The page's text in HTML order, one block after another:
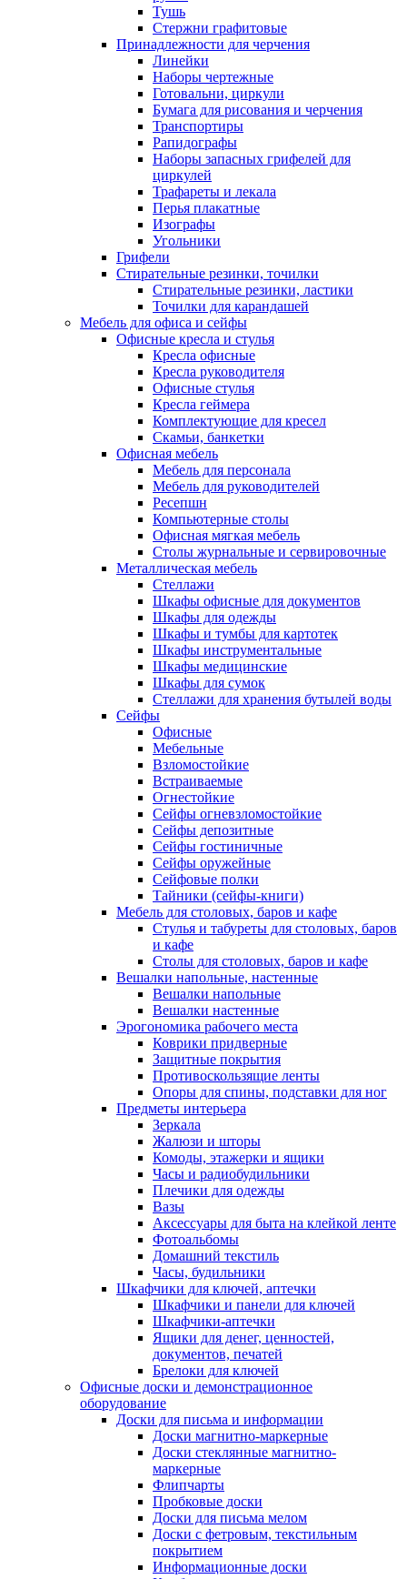
Тушь
Стержни графитовые
Принадлежности для черчения
Линейки
Наборы чертежные
Готовальни, циркули
Бумага для рисования и черчения
Транспортиры
Рапидографы
Наборы запасных грифелей для
циркулей
Трафареты и лекала
Перья плакатные
Изографы
Угольники
Грифели
Стирательные резинки, точилки
Стирательные резинки, ластики
Точилки для карандашей
Мебель для офиса и сейфы
Офисные кресла и стулья
Кресла офисные
Кресла руководителя
Офисные стулья
Кресла геймера
Комплектующие для кресел
Скамьи, банкетки
Офисная мебель
Мебель для персонала
Мебель для руководителей
Ресепшн
Компьютерные столы
Офисная мягкая мебель
Столы журнальные и сервировочные
Металлическая мебель
Стеллажи
Шкафы офисные для документов
Шкафы для одежды
Шкафы и тумбы для картотек
Шкафы инструментальные
Шкафы медицинские
Шкафы для сумок
Стеллажи для хранения бутылей воды
Сейфы
Офисные
Мебельные
Взломостойкие
Встраиваемые
Огнестойкие
Сейфы огневзломостойкие
Сейфы депозитные
Сейфы гостиничные
Сейфы оружейные
Сейфовые полки
Тайники (сейфы-книги)
Мебель для столовых, баров и кафе
Стулья и табуреты для столовых, баров
и кафе
Столы для столовых, баров и кафе
Вешалки напольные, настенные
Вешалки напольные
Вешалки настенные
Эрогономика рабочего места
Коврики придверные
Защитные покрытия
Противоскользящие ленты
Опоры для спины, подставки для ног
Предметы интерьера
Зеркала
Жалюзи и шторы
Комоды, этажерки и ящики
Часы и радиобудильники
Плечики для одежды
Вазы
Аксессуары для быта на клейкой ленте
Фотоальбомы
Домашний текстиль
Часы, будильники
Шкафчики для ключей, аптечки
Шкафчики и панели для ключей
Шкафчики-аптечки
Ящики для денег, ценностей,
документов, печатей
Брелоки для ключей
Офисные доски и демонстрационное
оборудование
Доски для письма и информации
Доски магнитно-маркерные
Доски стеклянные магнитно-
маркерные
Флипчарты
Пробковые доски
Доски для письма мелом
Доски с фетровым, текстильным
покрытием
Информационные доски